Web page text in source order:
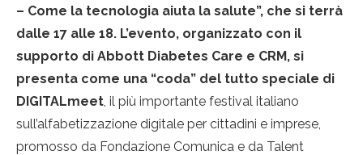
– Come la tecnologia aiuta la salute”, che si terrà
dalle 17 alle 18. L’evento, organizzato con il
supporto di Abbott Diabetes Care e CRM, si
presenta come una “coda” del tutto speciale di
DIGITALmeet, il più importante festival italiano
sull’alfabetizzazione digitale per cittadini e imprese,
promosso da Fondazione Comunica e da Talent